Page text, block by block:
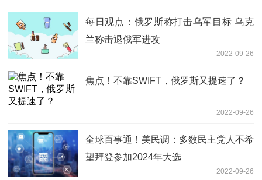
每日观点：俄罗斯称打击乌军目标 乌克
兰称击退俄军进攻
2022-09-26
焦点！不靠SWIFT，俄罗斯又提速了？
2022-09-26
全球百事通！美民调：多数民主党人不希
望拜登参加2024年大选
2022-09-26